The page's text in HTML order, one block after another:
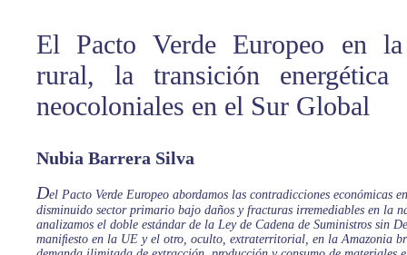
El Pacto Verde Europeo en
rural, la transición energética
neocoloniales en el Sur Global
Nubia Barrera Silva
Del Pacto Verde Europeo abordamos las contradicciones económicas
disminuido sector primario bajo daños y fracturas irremediables en la
analizamos el doble estándar de la Ley de Cadena de Suministros sin
maniﬁesto en la UE y el otro, oculto, extraterritorial, en la Amazonia